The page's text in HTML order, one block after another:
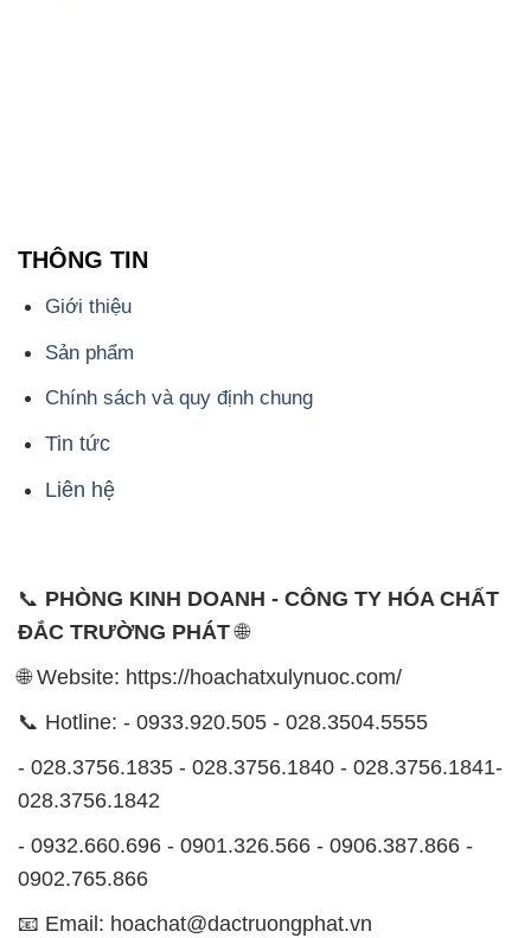
THÔNG TIN
Giới thiệu
Sản phẩm
Chính sách và quy định chung
Tin tức
Liên hệ
📞 PHÒNG KINH DOANH - CÔNG TY HÓA CHẤT
ĐẮC TRƯỜNG PHÁT🌐
🌐 Website: https://hoachatxulynuoc.com/
📞 Hotline: - 0933.920.505 - 028.3504.5555
- 028.3756.1835 - 028.3756.1840 - 028.3756.1841-
028.3756.1842
- 0932.660.696 - 0901.326.566 - 0906.387.866 -
0902.765.866
📧 Email: hoachat@dactruongphat.vn